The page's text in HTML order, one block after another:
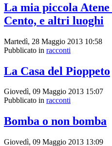
La mia piccola
Cento, e altri luoghi
Martedì, 28 Maggio 2013 10:58
Pubblicato in racconti
La Casa del Pioppeto
Giovedì, 09 Maggio 2013 15:07
Pubblicato in racconti
Bomba o non bomba
Giovedì, 09 Maggio 2013 13:09